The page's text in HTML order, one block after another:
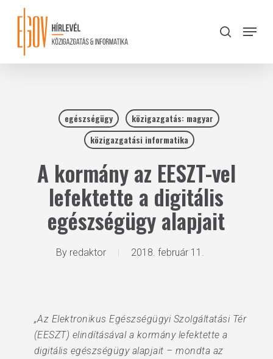
content
search
Menu
egészségügy
közigazgatás: magyar
közigazgatási informatika
A kormány az EESZT-vel
lefektette a digitális
egészségügy alapjait
By redaktor 2018. február 11.
„Az Elektronikus Egészségügyi Szolgáltatási Tér
(EESZT) elindításával a kormány lefektette a
digitális egészségügy alapjait – mondta az
Close